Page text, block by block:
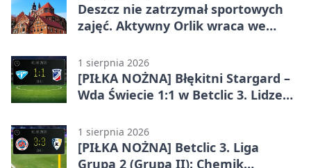
Deszcz nie zatrzymał sportowych
zajęć. Aktywny Orlik wraca we
1 sierpnia 2026
[PIŁKA NOŻNA] Błękitni Stargard –
Wda Świecie 1:1 w Betclic 3. Lidze
1 sierpnia 2026
[PIŁKA NOŻNA] Betclic 3. Liga
Grupa 2 (Grupa II): Chemik